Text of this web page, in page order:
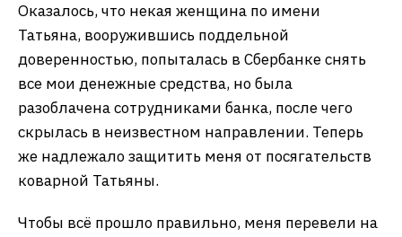
Оказалось, что некая женщина по имени
Татьяна, вооружившись поддельной
доверенностью, попыталась в Сбербанке снять
все мои денежные средства, но была
разоблачена сотрудниками банка, после чего
скрылась в неизвестном направлении. Теперь
же надлежало защитить меня от посягательств
коварной Татьяны.
Чтобы всё прошло правильно, меня перевели на